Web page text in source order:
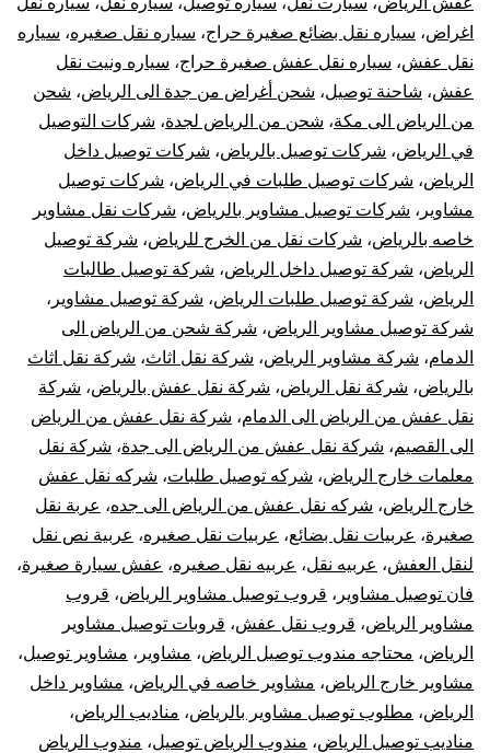
اغراض، سياره نقل بضائع صغيرة حراج، سياره نقل صغيره، سياره
نقل عفش، سياره نقل عفش صغيرة حراج، سياره ونيت نقل
عفش، شاحنة توصيل، شحن أغراض من جدة الى الرياض، شحن
من الرياض الى مكة، شحن من الرياض لجدة، شركات التوصيل
في الرياض، شركات توصيل بالرياض، شركات توصيل داخل
الرياض، شركات توصيل طلبات في الرياض، شركات توصيل
مشاوير ، شركات توصيل مشاوير بالرياض، شركات نقل مشاوير
خاصه بالرياض، شركات نقل من الخرج للرياض، شركة توصيل
الرياض، شركة توصيل داخل الرياض، شركة توصيل طالبات
الرياض، شركة توصيل طلبات الرياض، شركة توصيل مشاوير ،
شركة توصيل مشاوير الرياض، شركة شحن من الرياض الى
الدمام، شركة مشاوير الرياض، شركة نقل اثاث، شركة نقل اثاث
بالرياض، شركة نقل الرياض، شركة نقل عفش بالرياض، شركة
نقل عفش من الرياض الى الدمام، شركة نقل عفش من الرياض
الى القصيم، شركة نقل عفش من الرياض الى جدة، شركة نقل
معلمات خارج الرياض، شركه توصيل طلبات، شركه نقل عفش
خارج الرياض، شركه نقل عفش من الرياض الى جده، عربة نقل
صغيرة، عربيات نقل بضائع، عربيات نقل صغيره، عربية نص نقل
لنقل العفش، عربيه نقل، عربيه نقل صغيره، عفش سيارة صغيرة،
فان توصيل مشاوير ، قروب توصيل مشاوير الرياض، قروب
مشاوير الرياض، قروب نقل عفش، قروبات توصيل مشاوير
الرياض، محتاجه مندوب توصيل الرياض، مشاوير ، مشاوير توصيل،
مشاوير خارج الرياض، مشاوير خاصه في الرياض، مشاوير داخل
الرياض، مطلوب توصيل مشاوير بالرياض، مناديب الرياض،
مناديب توصيل الرياض، مندوب الرياض توصيل، مندوب الرياض